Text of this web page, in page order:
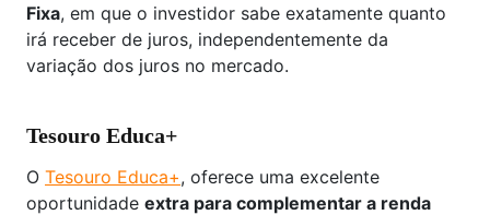
Fixa, em que o investidor sabe exatamente quanto
irá receber de juros, independentemente da
variação dos juros no mercado.
Tesouro Educa+
O Tesouro Educa+, oferece uma excelente
oportunidade extra para complementar a renda